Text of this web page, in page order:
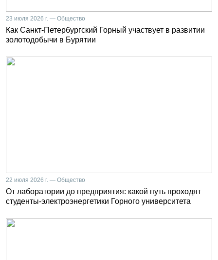
23 июля 2026 г. — Общество
Как Санкт-Петербургский Горный участвует в развитии
золотодобычи в Бурятии
22 июля 2026 г. — Общество
От лаборатории до предприятия: какой путь проходят
студенты-электроэнергетики Горного университета